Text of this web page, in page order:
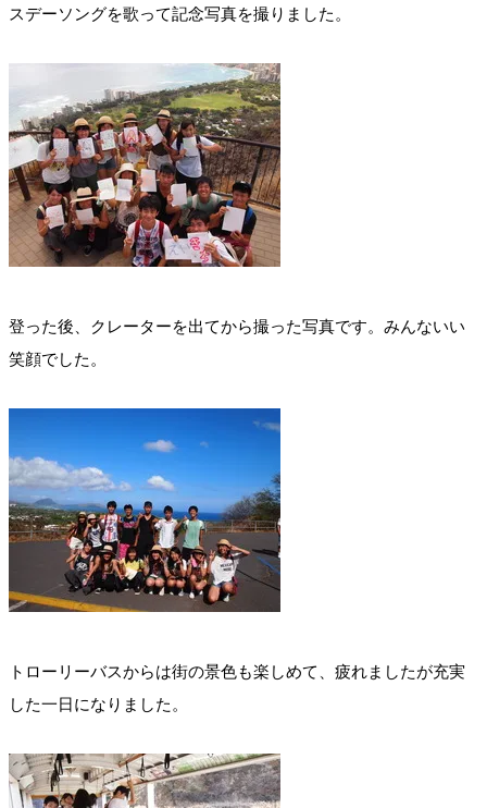
スデーソングを歌って記念写真を撮りました。
登った後、クレーターを出てから撮った写真です。みんないい
笑顔でした。
トローリーバスからは街の景色も楽しめて、疲れましたが充実
した一日になりました。